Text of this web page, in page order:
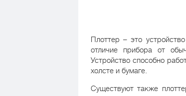
Плоттер – это
отличие прибора от
Устройство способно
холсте и бумаге.
Существуют также